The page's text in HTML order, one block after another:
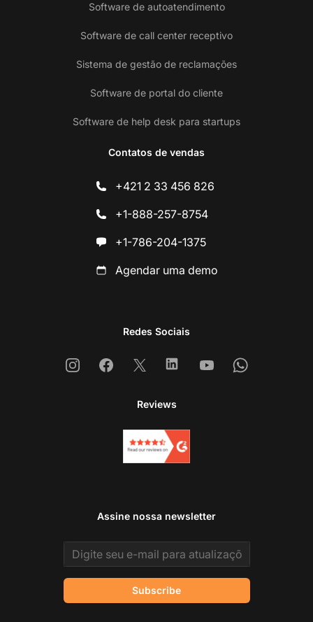
Software de autoatendimento
Software de call center receptivo
Sistema de gestão de reclamações
Software de portal do cliente
Software de help desk para startups
Contatos de vendas
+421 2 33 456 826
+1-888-257-8754
+1-786-204-1375
Agendar uma demo
Redes Sociais
InstagramFacebook
X LinkedinYoutubeWhatsapp
Reviews
Assine nossa newsletter
Email address
Subscribe